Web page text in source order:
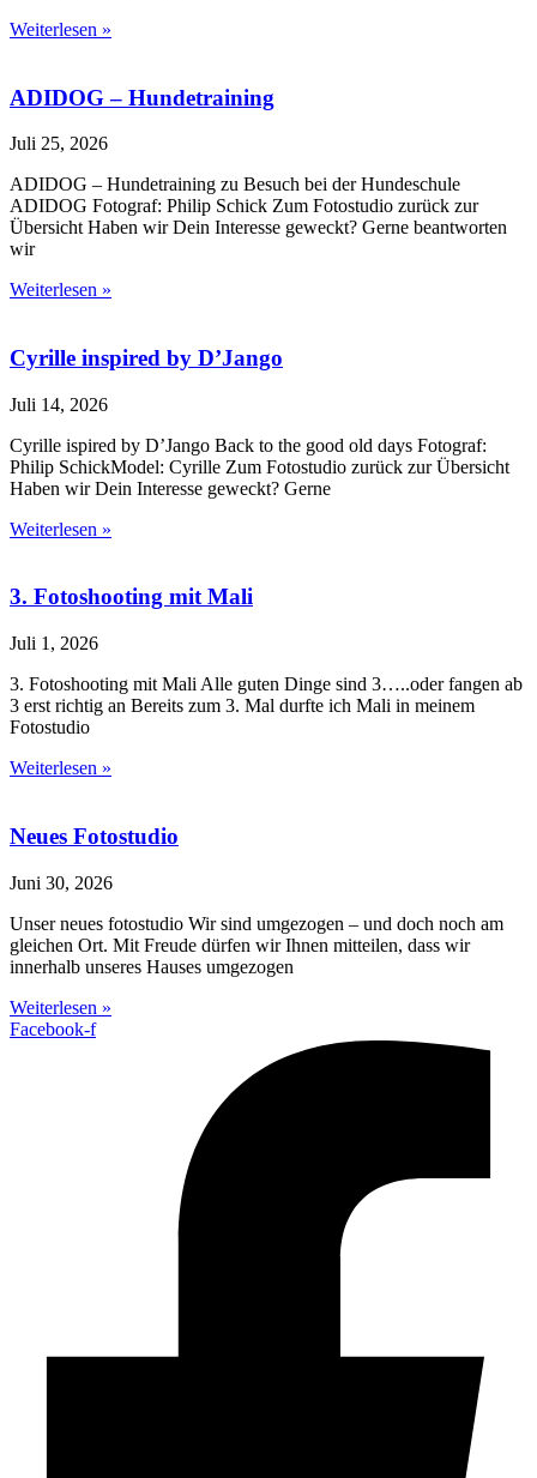
Weiterlesen »
ADIDOG – Hundetraining
Juli 25, 2026
ADIDOG – Hundetraining zu Besuch bei der Hundeschule
ADIDOG Fotograf: Philip Schick Zum Fotostudio zurück zur
Übersicht Haben wir Dein Interesse geweckt? Gerne beantworten
wir
Weiterlesen »
Cyrille inspired by D’Jango
Juli 14, 2026
Cyrille ispired by D’Jango Back to the good old days Fotograf:
Philip SchickModel: Cyrille Zum Fotostudio zurück zur Übersicht
Haben wir Dein Interesse geweckt? Gerne
Weiterlesen »
3. Fotoshooting mit Mali
Juli 1, 2026
3. Fotoshooting mit Mali Alle guten Dinge sind 3…..oder fangen ab
3 erst richtig an Bereits zum 3. Mal durfte ich Mali in meinem
Fotostudio
Weiterlesen »
Neues Fotostudio
Juni 30, 2026
Unser neues fotostudio Wir sind umgezogen – und doch noch am
gleichen Ort. Mit Freude dürfen wir Ihnen mitteilen, dass wir
innerhalb unseres Hauses umgezogen
Weiterlesen »
Facebook-f